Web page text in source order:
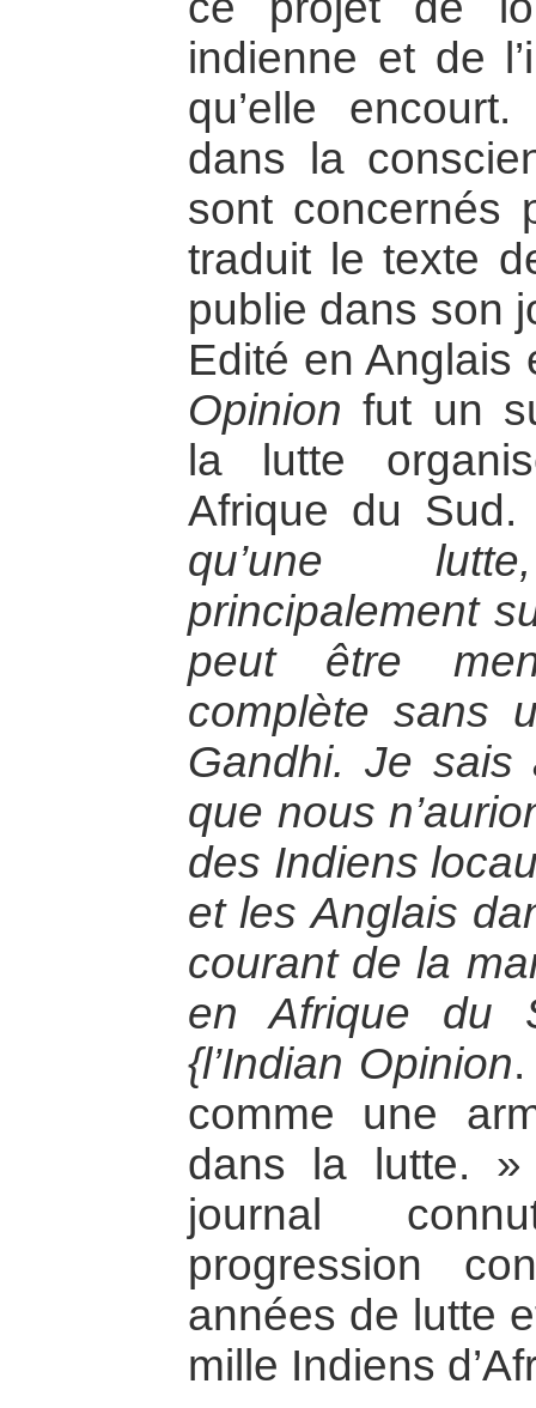
indienne et de
qu’elle
dans la
sont concernés
traduit le texte
publie dans son
Edité en
Opinion fut un
la lutte
Afrique du
qu’une
principalement
peut être
complète sans
Gandhi. Je sais
que nous
des Indiens
et les Anglais
courant de la
en Afrique du
{l’Indian Opinion
comme une
dans la lutte.
journal
progression
années de lutte
mille Indiens